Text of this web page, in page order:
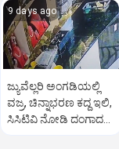
9 days ago
ಜ್ಯುವೆಲ್ಲರಿ ಅಂಗಡಿಯಲ್ಲಿ
ವಜ್ರ, ಚಿನ್ನಾಭರಣ ಕದ್ದ ಇಲಿ,
ಸಿಸಿಟಿವಿ ನೋಡಿ ದಂಗಾದ